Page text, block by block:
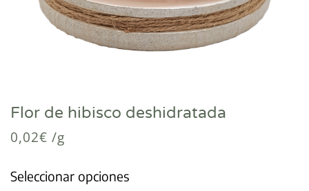
Flor de hibisco deshidratada
0,02€ /g
Seleccionar opciones